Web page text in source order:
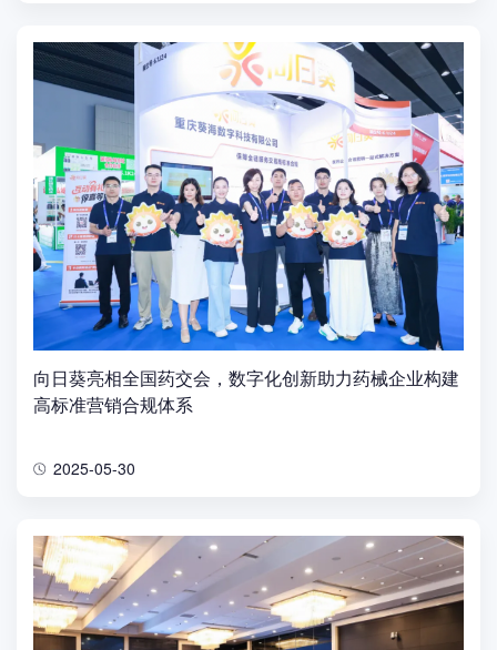
向日葵亮相全国药交会，数字化创新助力药械企业构建
高标准营销合规体系
2025-05-30